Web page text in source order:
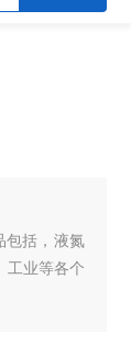
包括，液氮
工业等各个